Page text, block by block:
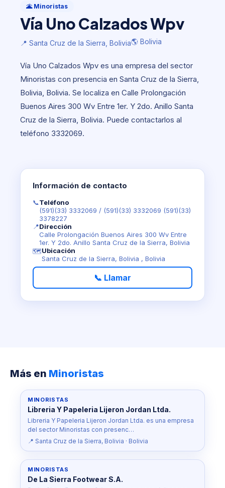
Vía Uno Calzados Wpv
📍 Santa Cruz de la Sierra, Bolivia🌎 Bolivia
🌋 Minoristas
Vía Uno Calzados Wpv
📍 Santa Cruz de la Sierra, Bolivia🌎 Bolivia
Vía Uno Calzados Wpv es una empresa del sector
Minoristas con presencia en Santa Cruz de la Sierra,
Bolivia, Bolivia. Se localiza en Calle Prolongación
Buenos Aires 300 Wv Entre 1er. Y 2do. Anillo Santa
Cruz de la Sierra, Bolivia. Puede contactarlos al
teléfono 3332069.
Información de contacto
📞Teléfono
(591)(33) 3332069 / (591)(33) 3332069 (591)(33)
3378227
📍Dirección
Calle Prolongación Buenos Aires 300 Wv Entre
1er. Y 2do. Anillo Santa Cruz de la Sierra, Bolivia
🗺️Ubicación
Santa Cruz de la Sierra, Bolivia , Bolivia
📞 Llamar
Más en Minoristas
MINORISTAS
Libreria Y Papeleria Lijeron Jordan Ltda.
Libreria Y Papeleria Lijeron Jordan Ltda. es una empresa
del sector Minoristas con presenc…
📍 Santa Cruz de la Sierra, Bolivia · Bolivia
MINORISTAS
De La Sierra Footwear S.A.